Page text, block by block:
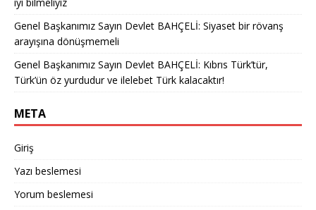
Genel Başkanımız Sayın Devlet BAHÇELİ: Siyaset bir rövanş
arayışına dönüşmemeli
Genel Başkanımız Sayın Devlet BAHÇELİ: Kıbrıs Türk’tür,
Türk’ün öz yurdudur ve ilelebet Türk kalacaktır!
META
Giriş
Yazı beslemesi
Yorum beslemesi